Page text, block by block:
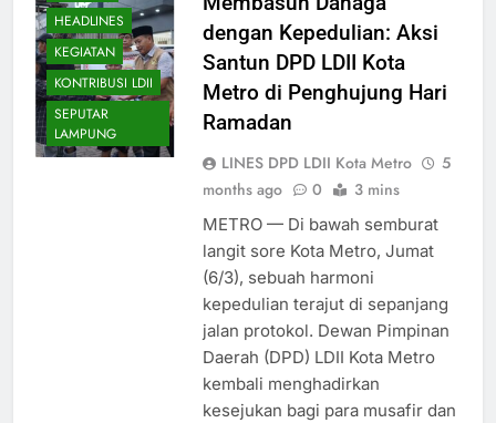
HEADLINES
KEGIATAN
KONTRIBUSI LDII
SEPUTAR
LAMPUNG
dengan Kepedulian: Aksi
Santun DPD LDII Kota
Metro di Penghujung Hari
Ramadan
LINES DPD LDII Kota Metro
5
months ago
0 3 mins
METRO — Di bawah semburat
langit sore Kota Metro, Jumat
(6/3), sebuah harmoni
kepedulian terajut di sepanjang
jalan protokol. Dewan Pimpinan
Daerah (DPD) LDII Kota Metro
kembali menghadirkan
kesejukan bagi para musafir dan